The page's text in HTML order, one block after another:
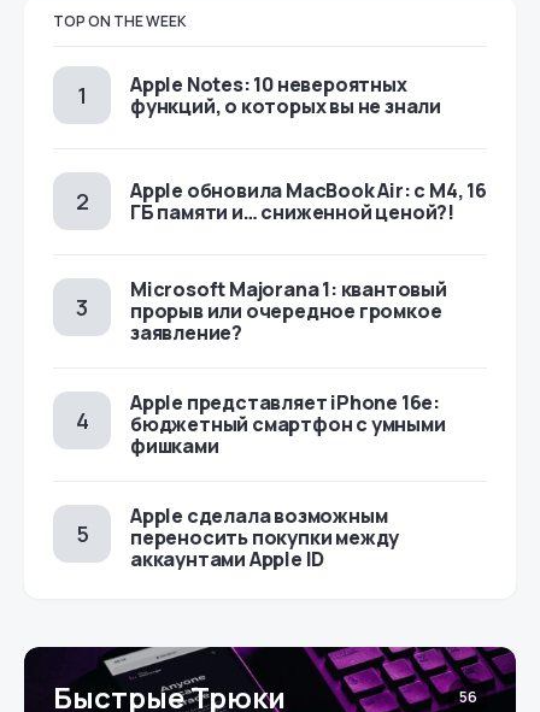
TOP ON THE WEEK
Apple Notes: 10 невероятных
функций, о которых вы не знали
Apple обновила MacBook Air: с M4, 16
ГБ памяти и… сниженной ценой?!
Microsoft Majorana 1: квантовый
прорыв или очередное громкое
заявление?
Apple представляет iPhone 16e:
бюджетный смартфон с умными
фишками
Apple сделала возможным
переносить покупки между
аккаунтами Apple ID
Быстрые Трюки 56